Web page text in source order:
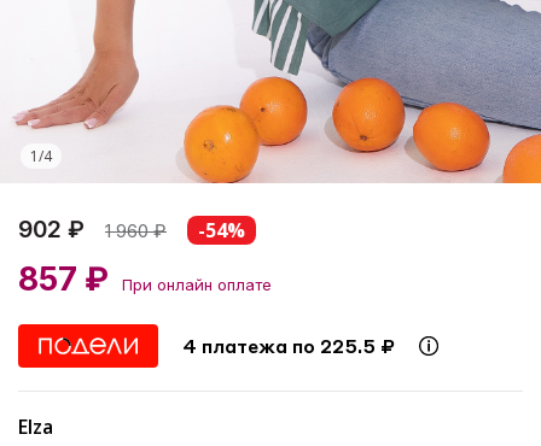
1/4
902 ₽ 1 960₽ -54%
857 ₽ При онлайн оплате
4 платежа по 225.5 ₽
Elza